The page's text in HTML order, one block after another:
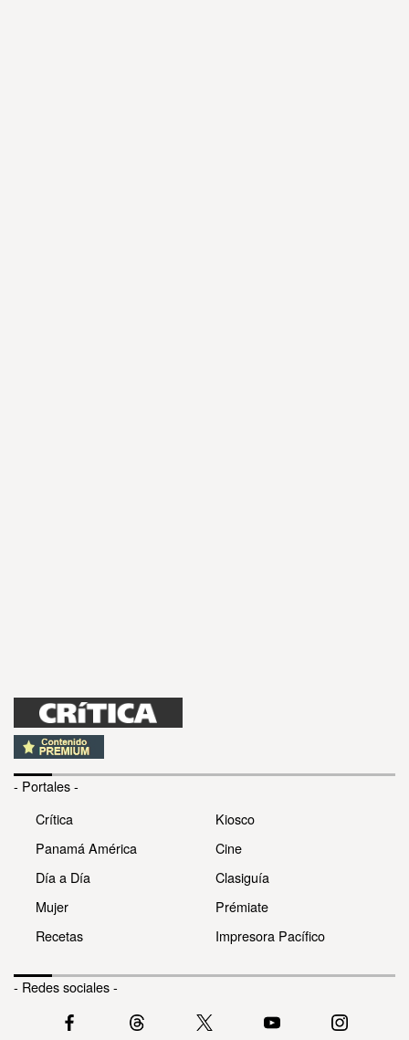
- Portales -
Crítica
Panamá América
Día a Día
Mujer
Recetas
Kiosco
Cine
Clasiguía
Prémiate
Impresora Pacífico
- Redes sociales -